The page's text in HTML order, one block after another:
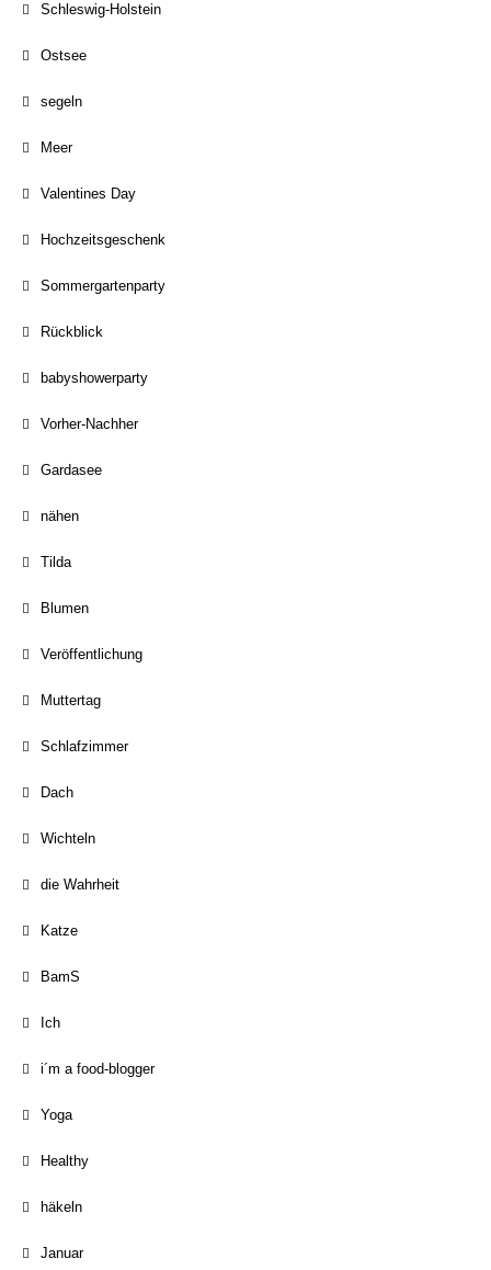
Schleswig-Holstein
Ostsee
segeln
Meer
Valentines Day
Hochzeitsgeschenk
Sommergartenparty
Rückblick
babyshowerparty
Vorher-Nachher
Gardasee
nähen
Tilda
Blumen
Veröffentlichung
Muttertag
Schlafzimmer
Dach
Wichteln
die Wahrheit
Katze
BamS
Ich
i´m a food-blogger
Yoga
Healthy
häkeln
Januar